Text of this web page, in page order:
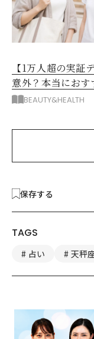
【1万人超の実証
意外？本当におす
運動とストレス解
BEAUTY&HEALTH
保存する
TAGS
占い 天秤